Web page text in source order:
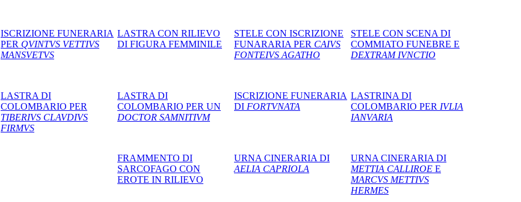
ISCRIZIONE FUNERARIA
PER QVINTVS VETTIVS
MANSVETVS
LASTRA CON RILIEVO
DI FIGURA FEMMINILE
STELE CON ISCRIZIONE
FUNARARIA PER CAIVS
FONTEIVS AGATHO
STELE CON SCENA DI
COMMIATO FUNEBRE E
DEXTRAM IVNCTIO
LASTRA DI
COLOMBARIO PER
TIBERIVS CLAVDIVS
FIRMVS
LASTRA DI
COLOMBARIO PER UN
DOCTOR SAMNITIVM
ISCRIZIONE FUNERARIA
DI FORTVNATA
LASTRINA DI
COLOMBARIO PER IVLIA
IANVARIA
FRAMMENTO DI
SARCOFAGO CON
EROTE IN RILIEVO
URNA CINERARIA DI
AELIA CAPRIOLA
URNA CINERARIA DI
METTIA CALLIROE E
MARCVS METTIVS
HERMES